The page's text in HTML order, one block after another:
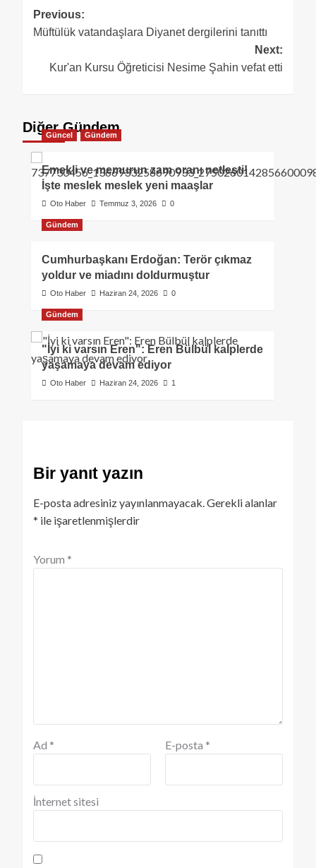
Previous:
Müftülük vatandaşlara Diyanet dergilerini tanıttı
Next:
Kur'an Kursu Öğreticisi Nesime Şahin vefat etti
Diğer Gündem
Güncel Gündem
Emekli ve memurun zam oranı netleşti!
İşte meslek meslek yeni maaşlar
Oto Haber Temmuz 3, 2026 0
Gündem
Cumhurbaşkanı Erdoğan: Terör çıkmaz
yoldur ve miadını doldurmuştur
Oto Haber Haziran 24, 2026 0
Gündem
"İyi ki varsın Eren": Eren Bülbül kalplerde
yaşamaya devam ediyor
Oto Haber Haziran 24, 2026 1
Bir yanıt yazın
E-posta adresiniz yayınlanmayacak.Gerekli alanlar
* ile işaretlenmişlerdir
Yorum *
Ad * E-posta *
İnternet sitesi